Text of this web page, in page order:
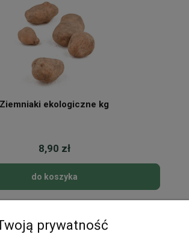
Ziemniaki ekologiczne kg
8,90 zł
do koszyka
prywatność